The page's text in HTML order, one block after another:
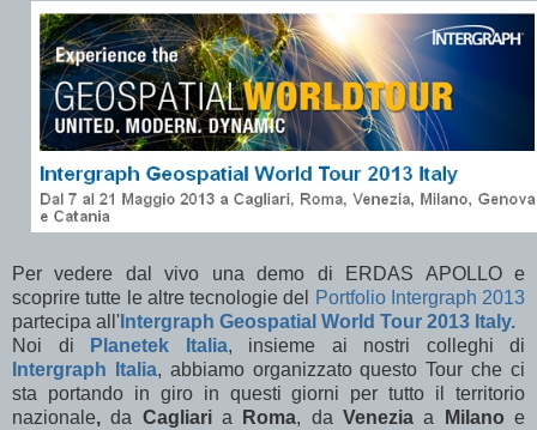
Per vedere dal vivo una demo di ERDAS APOLLO e
scoprire tutte le altre tecnologie del
Portfolio Intergraph 2013
partecipa all' Intergraph Geospatial World Tour 2013 Italy.
Noi di
Planetek Italia, insieme ai nostri colleghi di
Intergraph Italia, abbiamo organizzato questo Tour che ci
sta portando in giro in questi giorni per tutto il territorio
nazionale, da Cagliaria Roma, daVeneziaa Milanoe